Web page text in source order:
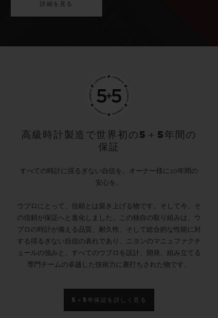
詳細を見る
高級時計製造で世界初の5＋5年間の
保証
すべての時計に揺るぎない自信を。オーナー様に10年間の
安心を。
ウブロにとって、信頼とは築き上げる物です。そして今、そ
の信頼が保証へと進化しました。この独自の取り組みは、ウ
ブロの時計が備える品質、耐久性、そして総合的な性能に対
する揺るぎない自信の表れであり、ニヨンのマニュファクチ
ュールの強みと、すべてのウブロを設計、開発、組み立てる
専門チームの卓越した技術力に裏打ちされた物です。
5＋5年保証を詳しく見る